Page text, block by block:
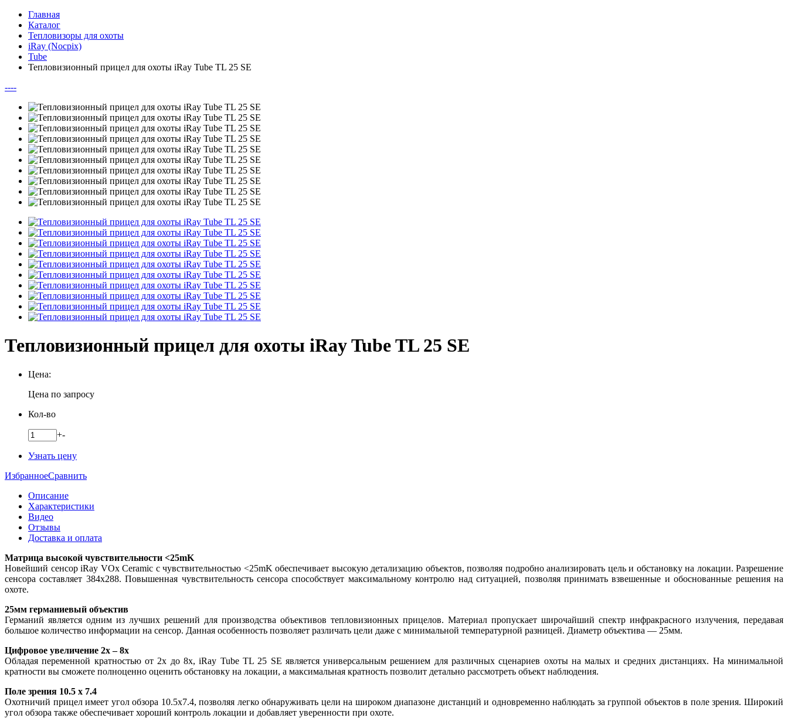
Главная
Каталог
Тепловизоры для охоты
iRay (Nocpix)
Tube
Тепловизионный прицел для охоты iRay Tube TL 25 SE
----
Тепловизионный прицел для охоты iRay Tube TL 25 SE
Цена:
Цена по запросу
Кол-во
+-
Узнать цену
ИзбранноеСравнить
Описание
Характеристики
Видео
Отзывы
Доставка и оплата
Матрица высокой чувствительности <25mK
Новейший сенсор iRay VOx Ceramic с чувствительностью <25mK обеспечивает высокую детализацию объектов, позволяя подробно анализировать цель и обстановку на локации. Разрешение
сенсора составляет 384x288. Повышенная чувствительность сенсора способствует максимальному контролю над ситуацией, позволяя принимать взвешенные и обоснованные решения на
охоте.
25мм германиевый объектив
Германий является одним из лучших решений для производства объективов тепловизионных прицелов. Материал пропускает широчайший спектр инфракрасного излучения, передавая
большое количество информации на сенсор. Данная особенность позволяет различать цели даже с минимальной температурной разницей. Диаметр объектива — 25мм.
Цифровое увеличение 2х – 8х
Обладая переменной кратностью от 2х до 8х, iRay Tube TL 25 SE является универсальным решением для различных сценариев охоты на малых и средних дистанциях. На минимальной
кратности вы сможете полноценно оценить обстановку на локации, а максимальная кратность позволит детально рассмотреть объект наблюдения.
Поле зрения 10.5 x 7.4
Охотничий прицел имеет угол обзора 10.5x7.4, позволяя легко обнаруживать цели на широком диапазоне дистанций и одновременно наблюдать за группой объектов в поле зрения. Широкий
угол обзора также обеспечивает хороший контроль локации и добавляет уверенности при охоте.